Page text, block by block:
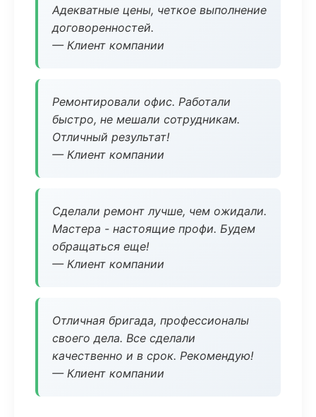
Адекватные цены, четкое выполнение
договоренностей.
— Клиент компании
Ремонтировали офис. Работали
быстро, не мешали сотрудникам.
Отличный результат!
— Клиент компании
Сделали ремонт лучше, чем ожидали.
Мастера - настоящие профи. Будем
обращаться еще!
— Клиент компании
Отличная бригада, профессионалы
своего дела. Все сделали
качественно и в срок. Рекомендую!
— Клиент компании